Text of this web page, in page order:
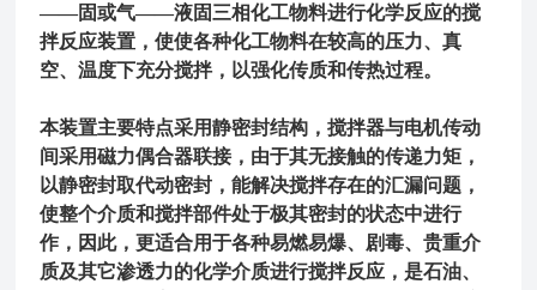
——固或气——液固三相化工物料进行化学反应的搅
拌反应装置，使使各种化工物料在较高的压力、真
空、温度下充分搅拌，以强化传质和传热过程。
本装置主要特点采用静密封结构，搅拌器与电机传动
间采用磁力偶合器联接，由于其无接触的传递力矩，
以静密封取代动密封，能解决搅拌存在的汇漏问题，
使整个介质和搅拌部件处于极其密封的状态中进行
作，因此，更适合用于各种易燃易爆、剧毒、贵重介
质及其它渗透力的化学介质进行搅拌反应，是石油、